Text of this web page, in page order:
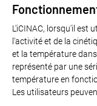
L'iCINAC, lorsqu'il est
l'activité et de la
et la température
représenté par une
température en
Les utilisateurs